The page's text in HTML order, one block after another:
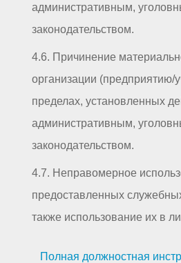
административным,
законодательством.
4.6. Причинение
организации (предприятию/
пределах, установленных
административным,
законодательством.
4.7. Неправомерное
предоставленных
также использование их в
Полная должностная